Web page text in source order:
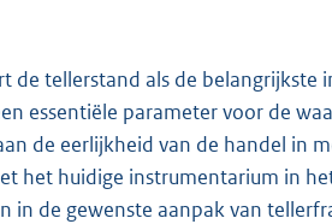
de tellerstand als de
essentiële parameter voor de
de eerlijkheid van de handel in
het huidige instrumentarium in
in de gewenste aanpak van